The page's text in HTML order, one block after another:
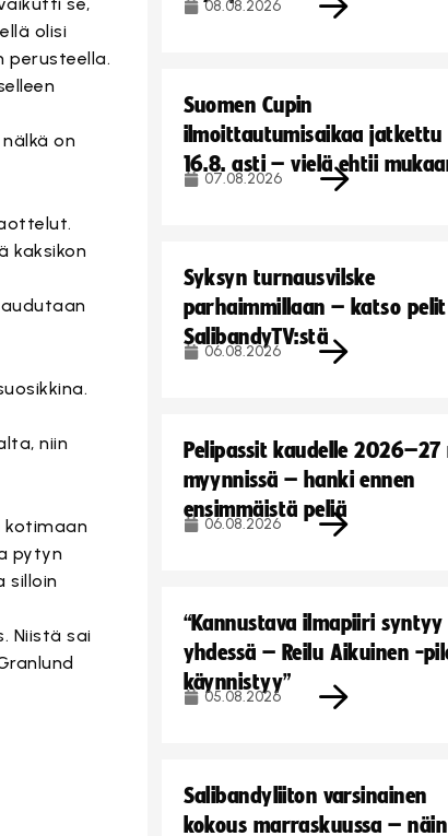
olisi
perusteella.
on
kaksikon
niin
kotimaan
pytyn
silloin
Niistä sai
08.08.2026
Suomen Cupin
ilmoittautumisaikaa jatkettu
16.8. asti – vielä ehtii
07.08.2026
Syksyn turnausvilske
parhaimmillaan – katso pelit
SalibandyTV:stä
06.08.2026
Pelipassit kaudelle
myynnissä – hanki ennen
ensimmäistä peliä
06.08.2026
“Kannustava ilmapiiri syntyy
yhdessä – Reilu Aikuinen -
käynnistyy”
05.08.2026
Salibandyliiton varsinainen
kokous marraskuussa – näin